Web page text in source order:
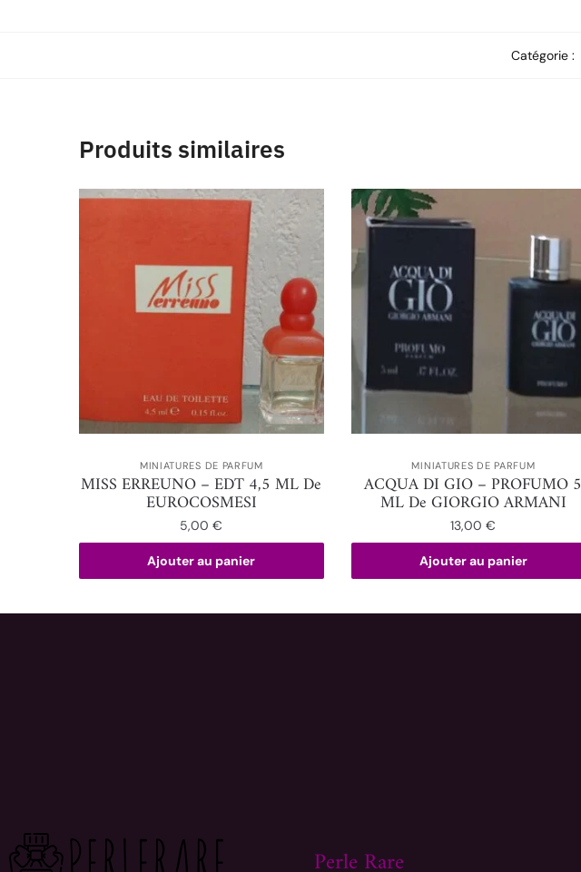
Catégorie :
Produits similaires
MINIATURES DE PARFUM
MISS ERREUNO – EDT 4,5 ML De
EUROCOSMESI
5,00€
Ajouter au panier
MINIATURES DE PARFUM
ACQUA DI GIO – PROFUMO 5
ML De GIORGIO ARMANI
13,00€
Ajouter au panier
Perle Rare